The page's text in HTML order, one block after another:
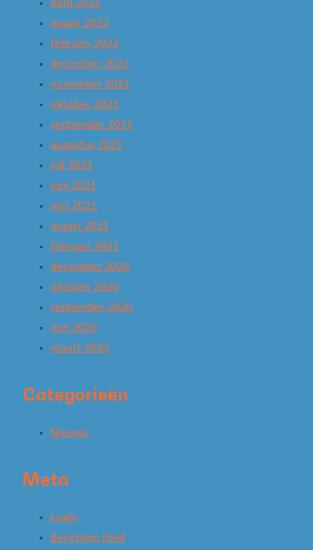
april 2022
maart 2022
februari 2022
december 2021
november 2021
oktober 2021
september 2021
augustus 2021
juli 2021
juni 2021
mei 2021
maart 2021
februari 2021
december 2020
oktober 2020
september 2020
mei 2020
maart 2020
Categorieën
Nieuws
Meta
Login
Berichten feed